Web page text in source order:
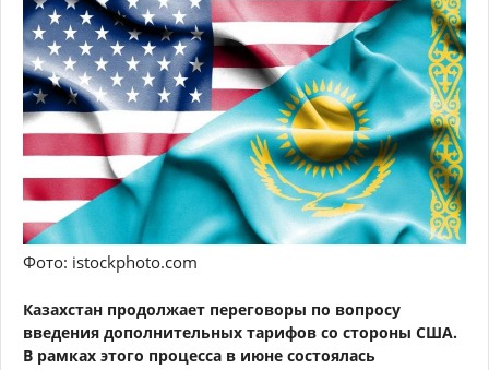
Фото: istockphoto.com
Казахстан продолжает переговоры по вопросу
введения дополнительных тарифов со стороны США.
В рамках этого процесса в июне состоялась